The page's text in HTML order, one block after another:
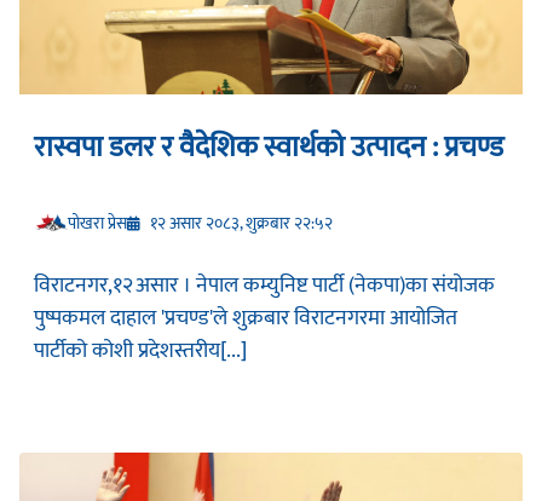
रास्वपा डलर र वैदेशिक स्वार्थको उत्पादन : प्रचण्ड
प‍ोखरा प्रेस १२ असार २०८३, शुक्रबार २२:५२
विराटनगर,१२असार । नेपाल कम्युनिष्ट पार्टी (नेकपा)का संयोजक
पुष्पकमल दाहाल 'प्रचण्ड'ले शुक्रबार विराटनगरमा आयोजित
पार्टीको कोशी प्रदेशस्तरीय[...]